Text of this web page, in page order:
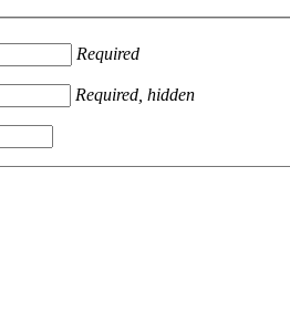
Required
Required, hidden